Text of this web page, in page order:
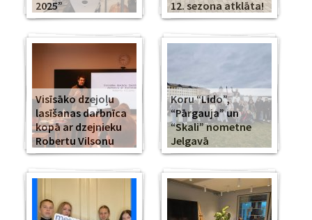
2025”
12. sezona atklāta!
Visīsāko dzejoļu
lasīšanas darbnīca
kopā ar dzejnieku
Robertu Vilsonu
Koru “Lido”,
“Pārgauja” un
“Skali” nometne
Jelgavā